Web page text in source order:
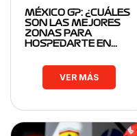
MÉXICO GP: ¿CUÁLES
SON LAS MEJORES
ZONAS PARA
HOSPEDARTE EN…
VER MÁS